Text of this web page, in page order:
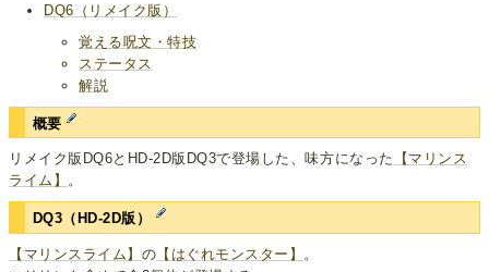
DQ6（リメイク版）
覚える呪文・特技
ステータス
解説
概要
リメイク版DQ6とHD-2D版DQ3で登場した、味方になった
【マリンス
ライム】 。
DQ3（HD-2D版）
【マリンスライム】 の 【はぐれモンスター】
。